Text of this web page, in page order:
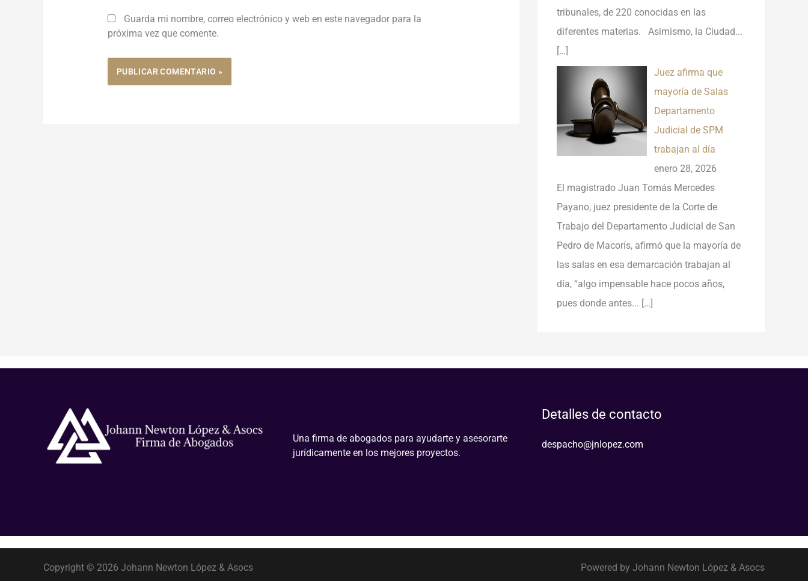
Guarda mi nombre, correo electrónico y web en este navegador para la
próxima vez que comente.
tribunales, de 220 conocidas en las
diferentes materias. Asimismo, la Ciudad...
[…]
Juez afirma que
mayoría de Salas
Departamento
Judicial de SPM
trabajan al día
enero 28, 2026
El magistrado Juan Tomás Mercedes
Payano, juez presidente de la Corte de
Trabajo del Departamento Judicial de San
Pedro de Macorís, afirmó que la mayoría de
las salas en esa demarcación trabajan al
día, “algo impensable hace pocos años,
pues donde antes... […]
Una firma de abogados para ayudarte y asesorarte
jurídicamente en los mejores proyectos.
Detalles de contacto
despacho@jnlopez.com
Copyright © 2026 Johann Newton López & Asocs Powered by Johann Newton López & Asocs